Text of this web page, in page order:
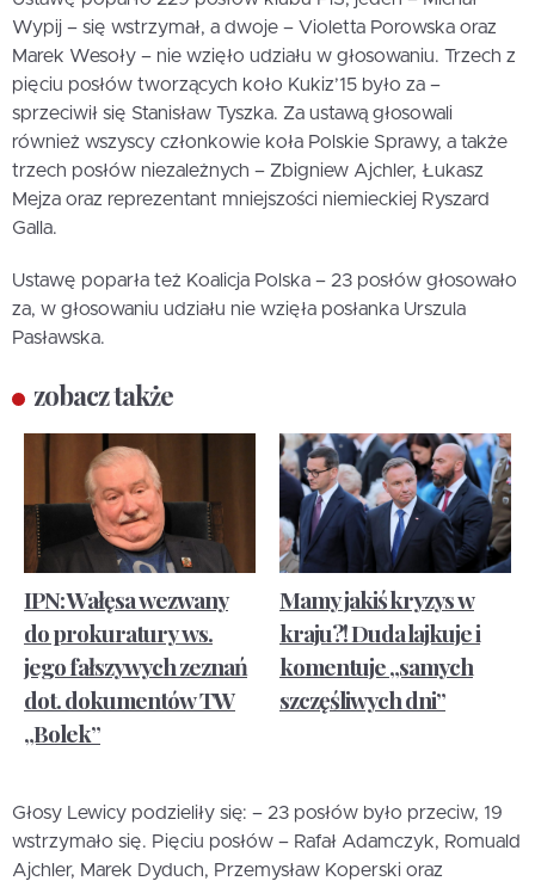
Wypij – się wstrzymał, a dwoje – Violetta Porowska oraz
Marek Wesoły – nie wzięło udziału w głosowaniu. Trzech z
pięciu posłów tworzących koło Kukiz’15 było za –
sprzeciwił się Stanisław Tyszka. Za ustawą głosowali
również wszyscy członkowie koła Polskie Sprawy, a także
trzech posłów niezależnych – Zbigniew Ajchler, Łukasz
Mejza oraz reprezentant mniejszości niemieckiej Ryszard
Galla.
Ustawę poparła też Koalicja Polska – 23 posłów głosowało
za, w głosowaniu udziału nie wzięła posłanka Urszula
Pasławska.
zobacz także
IPN: Wałęsa wezwany
do prokuratury ws.
jego fałszywych zeznań
dot. dokumentów TW
„Bolek”
Mamy jakiś kryzys w
kraju?! Duda lajkuje i
komentuje „samych
szczęśliwych dni”
Głosy Lewicy podzieliły się: – 23 posłów było przeciw, 19
wstrzymało się. Pięciu posłów – Rafał Adamczyk, Romuald
Ajchler, Marek Dyduch, Przemysław Koperski oraz